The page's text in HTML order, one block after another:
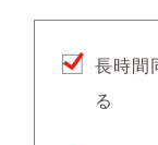
長時間
る